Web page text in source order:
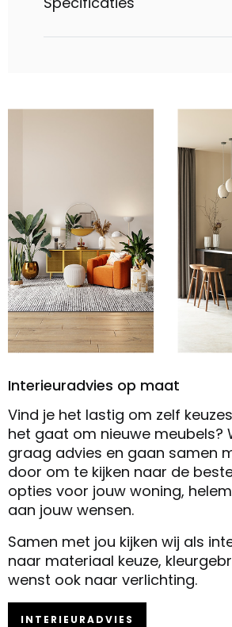
Interieuradvies op maat
Vind je het lastig om zelf
het gaat om nieuwe meubels?
graag advies en gaan samen
door om te kijken naar de
opties voor jouw woning,
aan jouw wensen.
Samen met jou kijken wij als
naar materiaal keuze,
wenst ook naar verlichting.
INTERIEURADVIES